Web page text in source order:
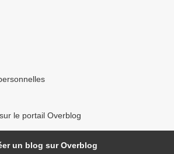
le portail Overblog
un blog sur Overblog